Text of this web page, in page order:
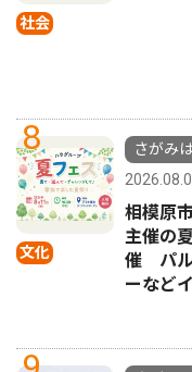
社会
8
文化
さがみ
相模原
主催の
催 パル
ーなど